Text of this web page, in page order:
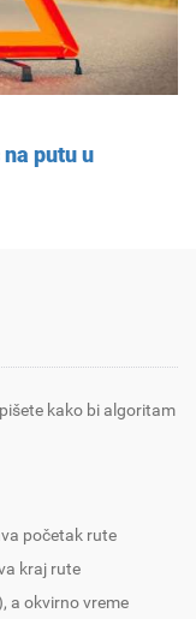
putu u
kako bi algoritam
početak rute
kraj rute
a okvirno vreme